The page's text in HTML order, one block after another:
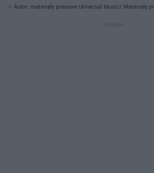
Autor: materiały prasowe Universal Music/ Materiały